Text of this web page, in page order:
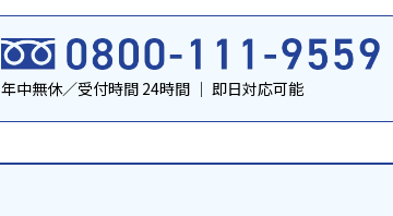
年中無休／受付時間 24時間 ｜ 即日対応可能